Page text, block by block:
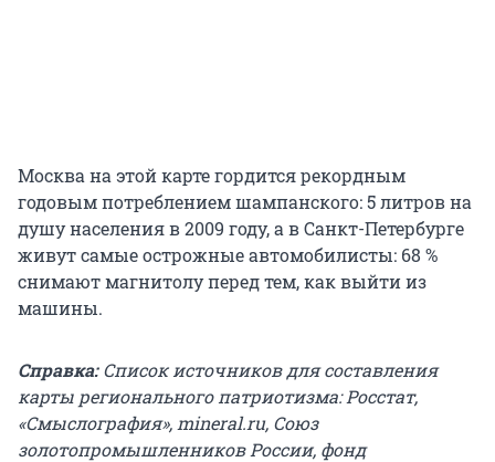
Москва на этой карте гордится рекордным
годовым потреблением шампанского: 5 литров на
душу населения в 2009 году, а в Санкт-Петербурге
живут самые острожные автомобилисты: 68 %
снимают магнитолу перед тем, как выйти из
машины.
Справка:Список источников для составления
карты регионального патриотизма: Росстат,
«Смыслография», mineral.ru, Союз
золотопромышленников России, фонд